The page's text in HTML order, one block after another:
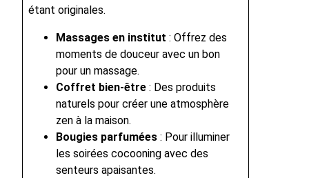
étant originales.
Massages en institut : Offrez des
moments de douceur avec un bon
pour un massage.
Coffret bien-être : Des produits
naturels pour créer une atmosphère
zen à la maison.
Bougies parfumées : Pour illuminer
les soirées cocooning avec des
senteurs apaisantes.